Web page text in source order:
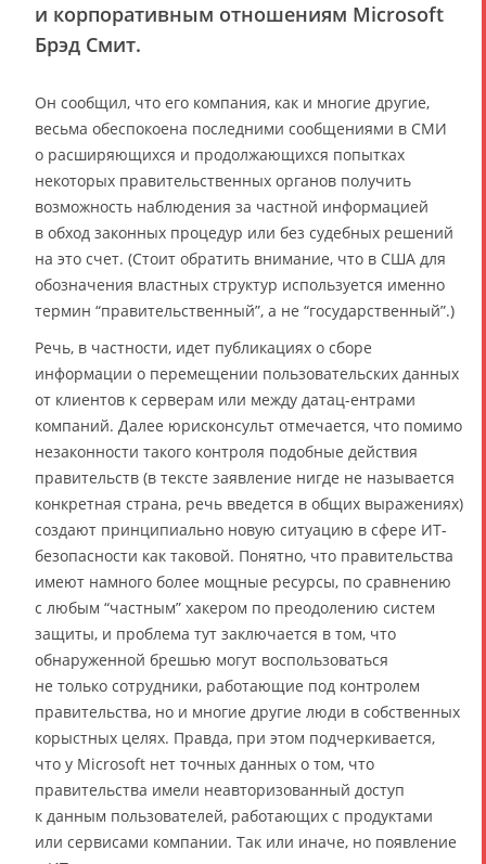
и корпоративным отношениям Microsoft
Брэд Смит.
Он сообщил, что его компания, как и многие другие,
весьма обеспокоена последними сообщениями в СМИ
о расширяющихся и продолжающихся попытках
некоторых правительственных органов получить
возможность наблюдения за частной информацией
в обход законных процедур или без судебных решений
на это счет. (Cтоит обратить внимание, что в США для
обозначения властных структур используется именно
термин “правительственный”, а не “государственный”.)
Речь, в частности, идет публикациях о сборе
информации о перемещении пользовательских данных
от клиентов к серверам или между датац-ентрами
компаний. Далее юрисконсульт отмечается, что помимо
незаконности такого контроля подобные действия
правительств (в тексте заявление нигде не называется
конкретная страна, речь введется в общих выражениях)
создают принципиально новую ситуацию в сфере ИТ-
безопасности как таковой. Понятно, что правительства
имеют намного более мощные ресурсы, по сравнению
с любым “частным” хакером по преодолению систем
защиты, и проблема тут заключается в том, что
обнаруженной брешью могут воспользоваться
не только сотрудники, работающие под контролем
правительства, но и многие другие люди в собственных
корыстных целях. Правда, при этом подчеркивается,
что у Microsoft нет точных данных о том, что
правительства имели неавторизованный доступ
к данным пользователей, работающих с продуктами
или сервисами компании. Так или иначе, но появление